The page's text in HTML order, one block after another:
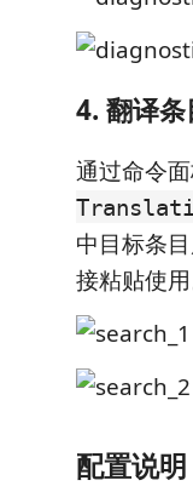
4. 翻译
通过命令
中目标条
接粘贴使用
配置说明